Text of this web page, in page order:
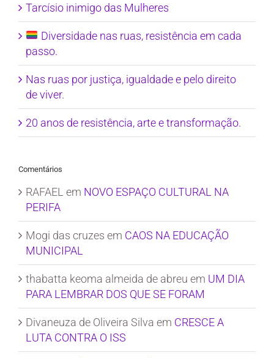
Tarcísio inimigo das Mulheres
Diversidade nas ruas, resistência em cada
passo.
Nas ruas por justiça, igualdade e pelo direito
de viver.
20 anos de resistência, arte e transformação.
Comentários
RAFAEL em NOVO ESPAÇO CULTURAL NA
PERIFA
Mogi das cruzes em CAOS NA EDUCAÇÃO
MUNICIPAL
thabatta keoma almeida de abreu em UM DIA
PARA LEMBRAR DOS QUE SE FORAM
Divaneuza de Oliveira Silva em CRESCE A
LUTA CONTRA O ISS